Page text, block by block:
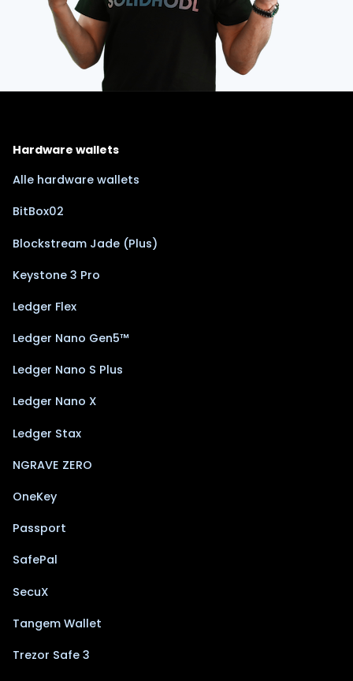
Hardware wallets
Alle hardware wallets
BitBox02
Blockstream Jade (Plus)
Keystone 3 Pro
Ledger Flex
Ledger Nano Gen5™
Ledger Nano S Plus
Ledger Nano X
Ledger Stax
NGRAVE ZERO
OneKey
Passport
SafePal
SecuX
Tangem Wallet
Trezor Safe 3